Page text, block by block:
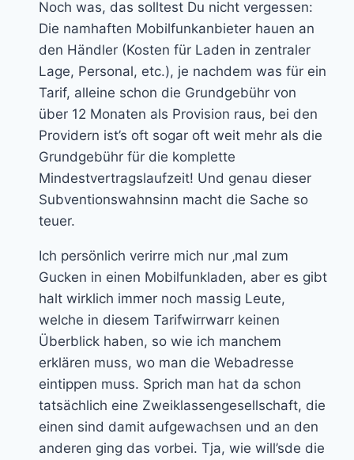
Noch was, das solltest Du nicht vergessen:
Die namhaften Mobilfunkanbieter hauen an
den Händler (Kosten für Laden in zentraler
Lage, Personal, etc.), je nachdem was für ein
Tarif, alleine schon die Grundgebühr von
über 12 Monaten als Provision raus, bei den
Providern ist’s oft sogar oft weit mehr als die
Grundgebühr für die komplette
Mindestvertragslaufzeit! Und genau dieser
Subventionswahnsinn macht die Sache so
teuer.
Ich persönlich verirre mich nur ‚mal zum
Gucken in einen Mobilfunkladen, aber es gibt
halt wirklich immer noch massig Leute,
welche in diesem Tarifwirrwarr keinen
Überblick haben, so wie ich manchem
erklären muss, wo man die Webadresse
eintippen muss. Sprich man hat da schon
tatsächlich eine Zweiklassengesellschaft, die
einen sind damit aufgewachsen und an den
anderen ging das vorbei. Tja, wie will’sde die